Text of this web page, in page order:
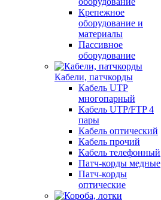
Крепежное
оборудование и
материалы
Пассивное
оборудование
Кабели, патчкорды
Кабель UTP
многопарный
Кабель UTP/FTP 4
пары
Кабель оптический
Кабель прочий
Кабель телефонный
Патч-корды медные
Патч-корды
оптические